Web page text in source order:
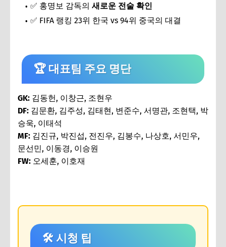
✅ 홍명보 감독의 새로운 전술 확인
✅ FIFA 랭킹 23위 한국 vs 94위 중국의 대결
🏆 대표팀 주요 명단
GK: 김동헌, 이창근, 조현우
DF: 김문환, 김주성, 김태현, 변준수, 서명관, 조현택, 박
승욱, 이태석
MF: 김진규, 박진섭, 전진우, 김봉수, 나상호, 서민우,
문선민, 이동경, 이승원
FW: 오세훈, 이호재
🛠️ 시청 팁